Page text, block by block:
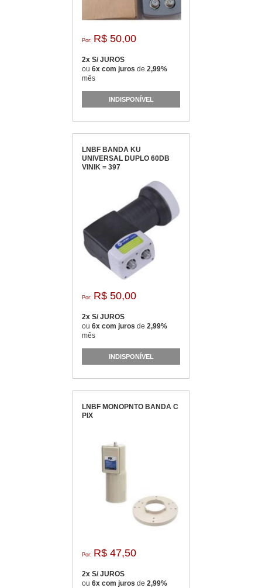
Por: R$ 50,00
2x S/ JUROS
ou 6x com juros de 2,99%
mês
INDISPONÍVEL
LNBF BANDA KU
UNIVERSAL DUPLO 60DB
VINIK = 397
Por: R$ 50,00
2x S/ JUROS
ou 6x com juros de 2,99%
mês
INDISPONÍVEL
LNBF MONOPNTO BANDA C
PIX
Por: R$ 47,50
2x S/ JUROS
ou 6x com juros de 2,99%